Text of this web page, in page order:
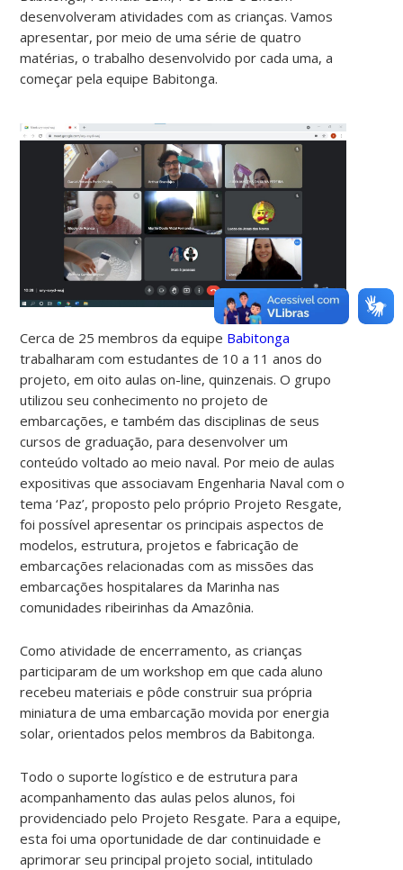
desenvolveram atividades com as crianças. Vamos
apresentar, por meio de uma série de quatro
matérias, o trabalho desenvolvido por cada uma, a
começar pela equipe Babitonga.
Cerca de 25 membros da equipe Babitonga
trabalharam com estudantes de 10 a 11 anos do
projeto, em oito aulas on-line, quinzenais. O grupo
utilizou seu conhecimento no projeto de
embarcações, e também das disciplinas de seus
cursos de graduação, para desenvolver um
conteúdo voltado ao meio naval. Por meio de aulas
expositivas que associavam Engenharia Naval com o
tema ‘Paz’, proposto pelo próprio Projeto Resgate,
foi possível apresentar os principais aspectos de
modelos, estrutura, projetos e fabricação de
embarcações relacionadas com as missões das
embarcações hospitalares da Marinha nas
comunidades ribeirinhas da Amazônia.
Como atividade de encerramento, as crianças
participaram de um workshop em que cada aluno
recebeu materiais e pôde construir sua própria
miniatura de uma embarcação movida por energia
solar, orientados pelos membros da Babitonga.
Todo o suporte logístico e de estrutura para
acompanhamento das aulas pelos alunos, foi
providenciado pelo Projeto Resgate. Para a equipe,
esta foi uma oportunidade de dar continuidade e
aprimorar seu principal projeto social, intitulado